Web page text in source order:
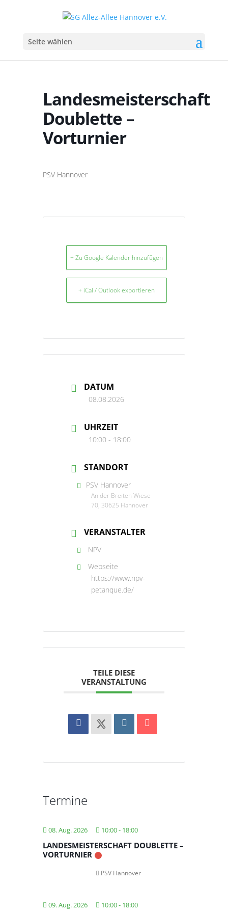
Seite wählen
Landesmeisterschaft
Doublette –
Vorturnier
PSV Hannover
+ Zu Google Kalender hinzufügen
+ iCal / Outlook exportieren
DATUM
08.08.2026
UHRZEIT
10:00 - 18:00
STANDORT
PSV Hannover
An der Breiten Wiese
70, 30625 Hannover
VERANSTALTER
NPV
Webseite
https://www.npv-
petanque.de/
TEILE DIESE
VERANSTALTUNG
Termine
08. Aug. 2026 10:00- 18:00
LANDESMEISTERSCHAFT DOUBLETTE –
VORTURNIER
PSV Hannover
09. Aug. 2026 10:00- 18:00